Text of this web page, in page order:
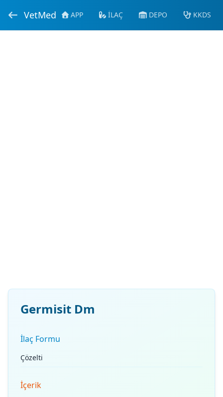
VetMed APP İLAÇ DEPO KKDS
Germisit Dm
İlaç Formu
Çözelti
İçerik